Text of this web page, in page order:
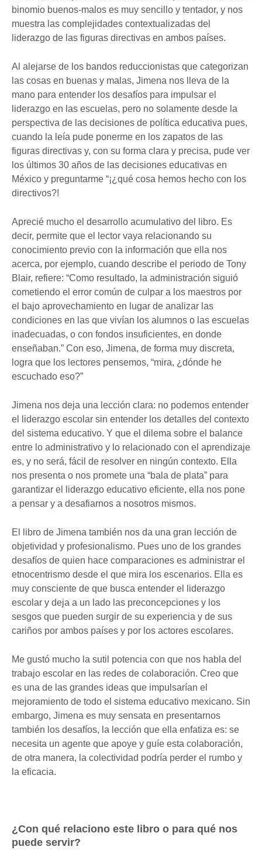
binomio buenos-malos es muy sencillo y tentador, y nos
muestra las complejidades contextualizadas del
liderazgo de las figuras directivas en ambos países.
Al alejarse de los bandos reduccionistas que categorizan
las cosas en buenas y malas, Jimena nos lleva de la
mano para entender los desafíos para impulsar el
liderazgo en las escuelas, pero no solamente desde la
perspectiva de las decisiones de política educativa pues,
cuando la leía pude ponerme en los zapatos de las
figuras directivas y, con su forma clara y precisa, pude ver
los últimos 30 años de las decisiones educativas en
México y preguntarme “¡¿qué cosa hemos hecho con los
directivos?!
Aprecié mucho el desarrollo acumulativo del libro. Es
decir, permite que el lector vaya relacionando su
conocimiento previo con la información que ella nos
acerca, por ejemplo, cuando describe el periodo de Tony
Blair, refiere: “Como resultado, la administración siguió
cometiendo el error común de culpar a los maestros por
el bajo aprovechamiento en lugar de analizar las
condiciones en las que vivían los alumnos o las escuelas
inadecuadas, o con fondos insuficientes, en donde
enseñaban.” Con eso, Jimena, de forma muy discreta,
logra que los lectores pensemos, “mira, ¿dónde he
escuchado eso?”
Jimena nos deja una lección clara: no podemos entender
el liderazgo escolar sin entender los detalles del contexto
del sistema educativo. Y que el dilema sobre el balance
entre lo administrativo y lo relacionado con el aprendizaje
es, y no será, fácil de resolver en ningún contexto. Ella
nos presenta o nos promete una “bala de plata” para
garantizar el liderazgo educativo eficiente, ella nos pone
a pensar y a desafiarnos a nosotros mismos.
El libro de Jimena también nos da una gran lección de
objetividad y profesionalismo. Pues uno de los grandes
desafíos de quien hace comparaciones es administrar el
etnocentrismo desde el que mira los escenarios. Ella es
muy consciente de que busca entender el liderazgo
escolar y deja a un lado las preconcepciones y los
sesgos que pueden surgir de su experiencia y de sus
cariños por ambos países y por los actores escolares.
Me gustó mucho la sutil potencia con que nos habla del
trabajo escolar en las redes de colaboración. Creo que
es una de las grandes ideas que impulsarían el
mejoramiento de todo el sistema educativo mexicano. Sin
embargo, Jimena es muy sensata en presentarnos
también los desafíos, la lección que ella enfatiza es: se
necesita un agente que apoye y guíe esta colaboración,
de otra manera, la colectividad podría perder el rumbo y
la eficacia.
¿Con qué relaciono este libro o para qué nos
puede servir?